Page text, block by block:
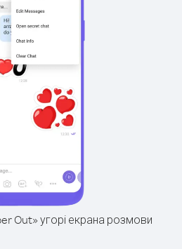
Out» угорі екрана розмови